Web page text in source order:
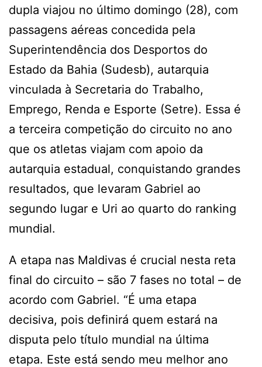
dupla viajou no último domingo (28), com
passagens aéreas concedida pela
Superintendência dos Desportos do
Estado da Bahia (Sudesb), autarquia
vinculada à Secretaria do Trabalho,
Emprego, Renda e Esporte (Setre). Essa é
a terceira competição do circuito no ano
que os atletas viajam com apoio da
autarquia estadual, conquistando grandes
resultados, que levaram Gabriel ao
segundo lugar e Uri ao quarto do ranking
mundial.
A etapa nas Maldivas é crucial nesta reta
final do circuito – são 7 fases no total – de
acordo com Gabriel. “É uma etapa
decisiva, pois definirá quem estará na
disputa pelo título mundial na última
etapa. Este está sendo meu melhor ano